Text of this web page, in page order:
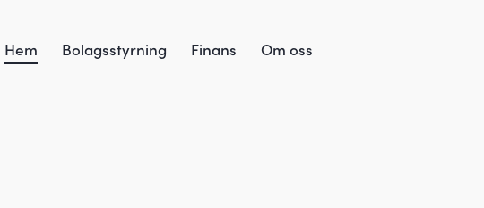
Hem Bolagsstyrning Finans Om oss